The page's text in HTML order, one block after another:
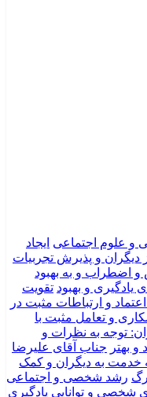
و علوم اجتماعی ایجاد
و پذیرش تجربیات
اضطراب و به بهبود
یادگیری و بهبود تقویت
و ارتباطات مثبت در
و تعامل مثبت با
توجه به نظرات و
بهتر جناب آقای علیرضا
خدمت به دیگران و کمک
رشد شخصی و اجتماعی
شخصی و توانایی یادگیری